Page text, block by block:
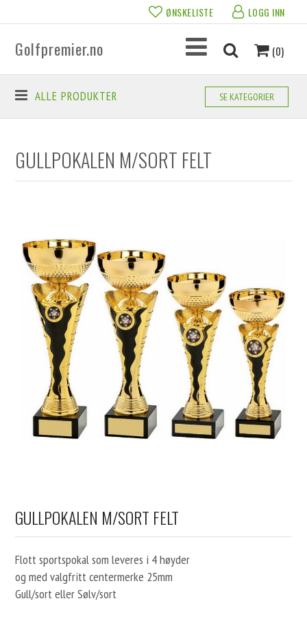
ØNSKELISTE LOGG INN
Golfpremier.no (0)
SE KATEGORIER
ALLE PRODUKTER
GULLPOKALEN M/SORT FELT
GULLPOKALEN M/SORT FELT
Flott sportspokal som leveres i 4 høyder
og med valgfritt centermerke 25mm
Gull/sort eller Sølv/sort